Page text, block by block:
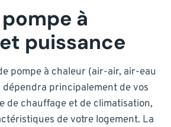
à
puissance
pompe à chaleur (air-air, air-eau
principalement de vos
de chauffage et de climatisation,
de votre logement. La